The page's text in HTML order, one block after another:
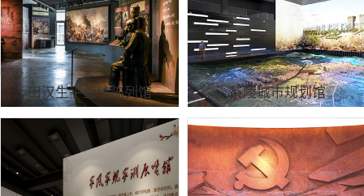
田汉生平业绩陈列馆 茶陵城市规划馆